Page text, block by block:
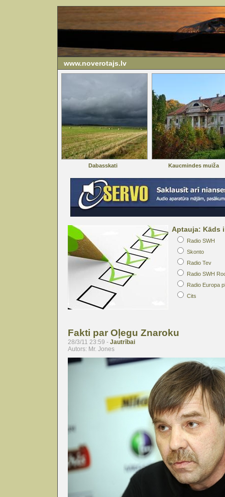
www.noverotajs.lv
Dabasskati Kaucmindes muiža
Aptauja: Kāds
Radio SWH
Skonto
Radio Tev
Radio SWH
Radio Europa
Cits
Fakti par Oļegu Znaroku
28/3/11 23:59 - Jautrībai
Autors: Mr. Jones